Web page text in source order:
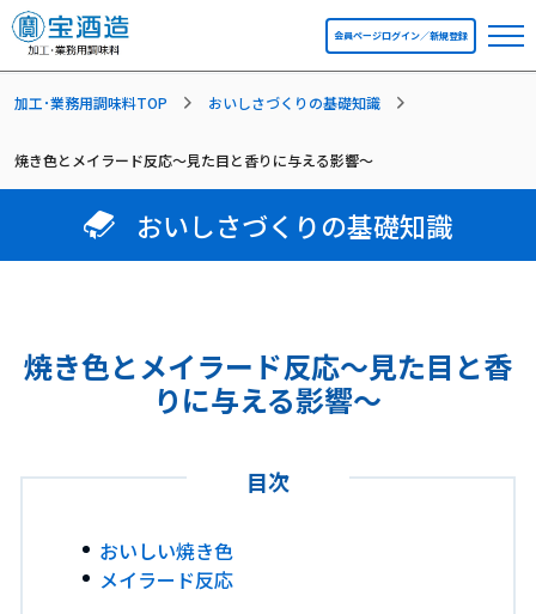
会員ページログイン／新規登録
加工･業務用調味料TOP おいしさづくりの基礎知識
焼き色とメイラード反応～見た目と香りに与える影響～
おいしさづくりの基礎知識
焼き色とメイラード反応～見た目と香
りに与える影響～
目次
おいしい焼き色
メイラード反応